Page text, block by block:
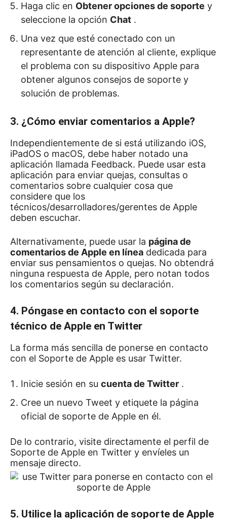
Haga clic en Obtener opciones de soporte y
seleccione la opción Chat .
Una vez que esté conectado con un
representante de atención al cliente, explique
el problema con su dispositivo Apple para
obtener algunos consejos de soporte y
solución de problemas.
3. ¿Cómo enviar comentarios a Apple?
Independientemente de si está utilizando iOS,
iPadOS o macOS, debe haber notado una
aplicación llamada Feedback. Puede usar esta
aplicación para enviar quejas, consultas o
comentarios sobre cualquier cosa que
considere que los
técnicos/desarrolladores/gerentes de Apple
deben escuchar.
Alternativamente, puede usar la página de
comentarios de Apple en línea dedicada para
enviar sus pensamientos o quejas. No obtendrá
ninguna respuesta de Apple, pero notan todos
los comentarios según su declaración.
4. Póngase en contacto con el soporte
técnico de Apple en Twitter
La forma más sencilla de ponerse en contacto
con el Soporte de Apple es usar Twitter.
Inicie sesión en su cuenta de Twitter .
Cree un nuevo Tweet y etiquete la página
oficial de soporte de Apple en él.
De lo contrario, visite directamente el perfil de
Soporte de Apple en Twitter y envíeles un
mensaje directo.
5. Utilice la aplicación de soporte de Apple